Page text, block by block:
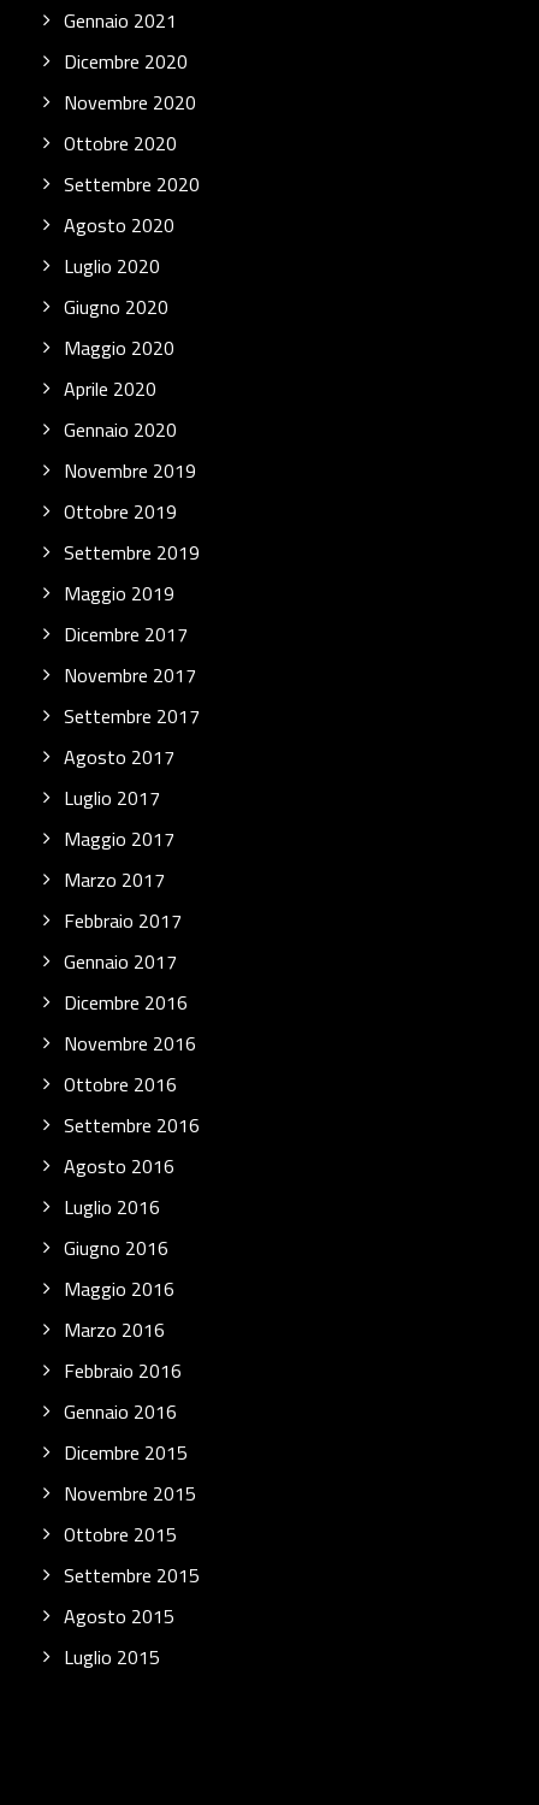
Gennaio 2021
Dicembre 2020
Novembre 2020
Ottobre 2020
Settembre 2020
Agosto 2020
Luglio 2020
Giugno 2020
Maggio 2020
Aprile 2020
Gennaio 2020
Novembre 2019
Ottobre 2019
Settembre 2019
Maggio 2019
Dicembre 2017
Novembre 2017
Settembre 2017
Agosto 2017
Luglio 2017
Maggio 2017
Marzo 2017
Febbraio 2017
Gennaio 2017
Dicembre 2016
Novembre 2016
Ottobre 2016
Settembre 2016
Agosto 2016
Luglio 2016
Giugno 2016
Maggio 2016
Marzo 2016
Febbraio 2016
Gennaio 2016
Dicembre 2015
Novembre 2015
Ottobre 2015
Settembre 2015
Agosto 2015
Luglio 2015